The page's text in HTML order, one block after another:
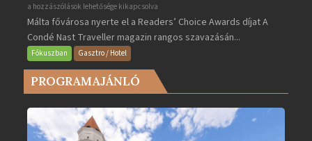
Valletta
lett
Európa
legjobb
városa
2025-
bejegyzéshez
a hozzászólások lehetősége kikapcsolva
Málta fővárosa nyerte el a Readers’ Choice Awards díjat A
Condé Nast Traveller magazin rangos szavazásán...
Fókuszban Gasztro / Hotel
PROGRAMAJÁNLÓ